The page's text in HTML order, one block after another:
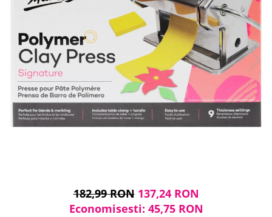
Cuțite pictură
Palete și pahare pentru pictură
Pensule
Pensule burete
Pensule pentru acrilice
Pensule pentru acuarelă
Pensule pentru ulei
Pensule speciale
Trafalete
Accesorii grafică
182,99 RON 137,24 RON
Economisesti: 45,75 RON